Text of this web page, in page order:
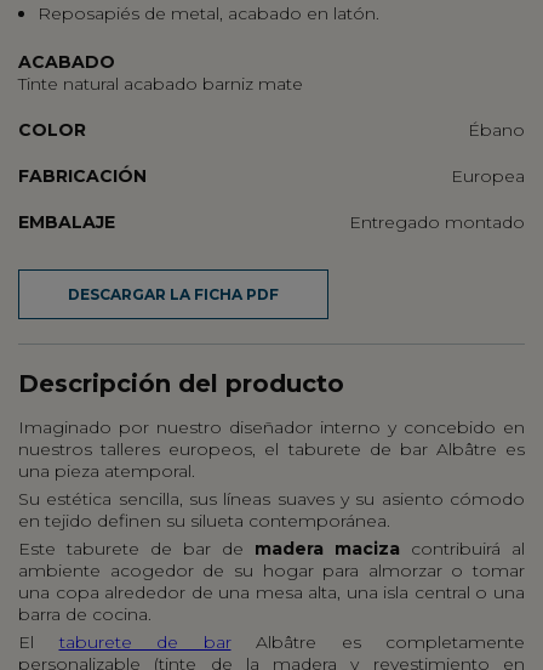
Reposapiés de metal, acabado en latón.
ACABADO
Tinte natural acabado barniz mate
COLOR Ébano
FABRICACIÓN Europea
EMBALAJE Entregado montado
DESCARGAR LA FICHA PDF
Descripción del producto
Imaginado por nuestro diseñador interno y concebido en
nuestros talleres europeos, el taburete de bar Albâtre es
una pieza atemporal.
Su estética sencilla, sus líneas suaves y su asiento cómodo
en tejido definen su silueta contemporánea.
Este taburete de bar de madera maciza contribuirá al
ambiente acogedor de su hogar para almorzar o tomar
una copa alrededor de una mesa alta, una isla central o una
barra de cocina.
El taburete de barAlbâtre es completamente
personalizable (tinte de la madera y revestimiento en